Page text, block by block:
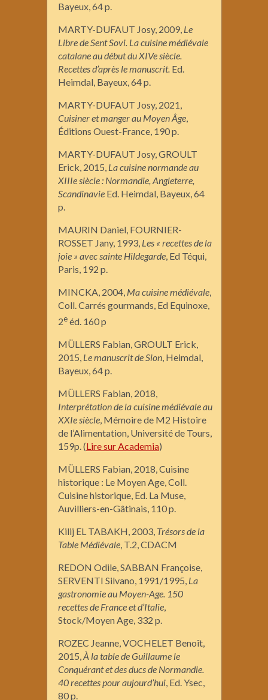
Bayeux, 64 p.
MARTY-DUFAUT Josy, 2009, Le
Libre de Sent Sovi. La cuisine médiévale
catalaneaudébut duXIVe siècle.
Recettes d’après le manuscrit. Ed.
Heimdal, Bayeux, 64 p.
MARTY-DUFAUT Josy, 2021,
Cuisiner et manger au Moyen Âge,
Éditions Ouest-France, 190 p.
MARTY-DUFAUT Josy, GROULT
Erick, 2015, La cuisine normande au
XIIIe siècle : Normandie, Angleterre,
Scandinavie Ed. Heimdal, Bayeux, 64
p.
MAURIN Daniel, FOURNIER-
ROSSET Jany, 1993, Les « recettes de la
joie » avec sainte Hildegarde, Ed Téqui,
Paris, 192 p.
MINCKA, 2004, Ma cuisine médiévale,
Coll. Carrés gourmands, Ed Equinoxe,
2eéd. 160 p
MÜLLERS Fabian, GROULT Erick,
2015, Le manuscrit de Sion, Heimdal,
Bayeux, 64 p.
MÜLLERS Fabian, 2018,
Interprétation de la cuisine médiévale au
XXIe siècle, Mémoire de M2 Histoire
de l’Alimentation, Université de Tours,
159p. (Lire sur Academia)
MÜLLERS Fabian, 2018, Cuisine
historique : Le Moyen Age, Coll.
Cuisine historique, Ed. La Muse,
Auvilliers-en-Gâtinais, 110 p.
Kilij EL TABAKH, 2003, Trésors de la
Table Médiévale, T.2, CDACM
REDON Odile, SABBAN Françoise,
SERVENTI Silvano, 1991/1995, La
gastronomie au Moyen-Age. 150
recettes de France et d’Italie,
Stock/Moyen Age, 332 p.
ROZEC Jeanne, VOCHELET Benoît,
2015,À la table de Guillaume le
Conquérant et des ducs de Normandie.
40 recettes pour aujourd’hui, Ed. Ysec,
80 p.